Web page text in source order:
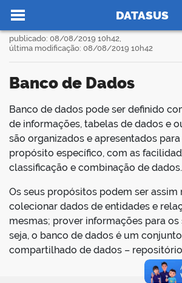
Ir para o conteúdo
DATASUS
portal
Você está aqui:
> Banco de Dados
Banco de Dados
publicado: 08/08/2019 10h42,
última modificação: 08/08/2019 10h42
Banco de dados pode ser definido
de informações, tabelas de dados e
são organizados e apresentados
propósito específico, com as
classificação e combinação de dados.
Os seus propósitos podem ser assim
colecionar dados de entidades e
mesmas; prover informações para os
seja, o banco de dados é um
compartilhado de dados –